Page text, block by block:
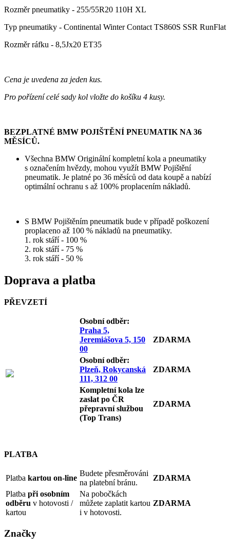
Rozměr pneumatiky - 255/55R20 110H XL
Typ pneumatiky - Continental Winter Contact TS860S SSR RunFlat
Rozměr ráfku - 8,5Jx20 ET35
Cena je uvedena za jeden kus.
Pro pořízení celé sady kol vložte do košíku 4 kusy.
BEZPLATNÉ BMW POJIŠTĚNÍ PNEUMATIK NA 36
MĚSÍCŮ.
Všechna BMW Originální kompletní kola a pneumatiky
s označením hvězdy, mohou využít BMW Pojištění
pneumatik. Je platné po 36 měsíců od data koupě a nabízí
optimální ochranu s až 100% proplacením nákladů.
S BMW Pojištěním pneumatik bude v případě poškození
proplaceno až 100 % nákladů na pneumatiky.
1. rok stáří - 100 %
2. rok stáří - 75 %
3. rok stáří - 50 %
Doprava a platba
PŘEVZETÍ
Osobní odběr:
Praha 5,
Jeremiášova 5, 150
00
ZDARMA
Osobní odběr:
Plzeň, Rokycanská
111, 312 00
ZDARMA
Kompletní kola lze
zaslat po ČR
přepravní službou
(Top Trans)
ZDARMA
PLATBA
Platba kartou on-line
Budete přesměrováni
na platební bránu.
ZDARMA
Platba při osobním
odběru v hotovosti /
kartou
Na pobočkách
můžete zaplatit kartou
i v hotovosti.
ZDARMA
Značky